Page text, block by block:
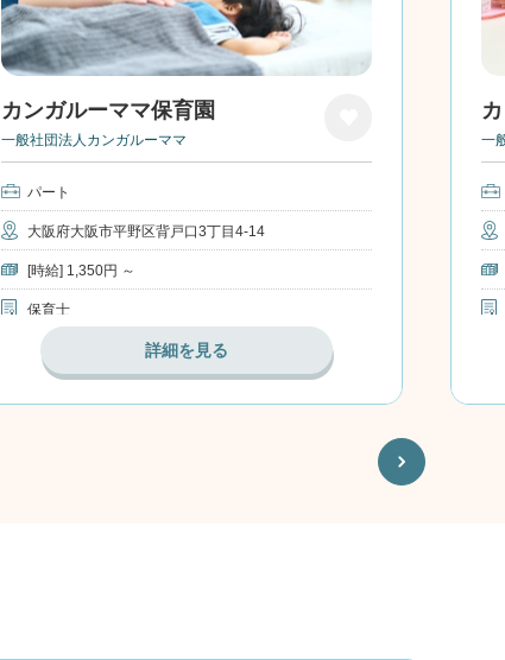
カンガルーママ保育園
一般社団法人カンガルーママ
り
パート
大阪府大阪市平野区背戸口3丁目4-14
[時給] 1,350円 ～
保育士
詳細を見る
一
Next